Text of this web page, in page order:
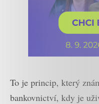
To je princip, který
bankovnictví, kdy je